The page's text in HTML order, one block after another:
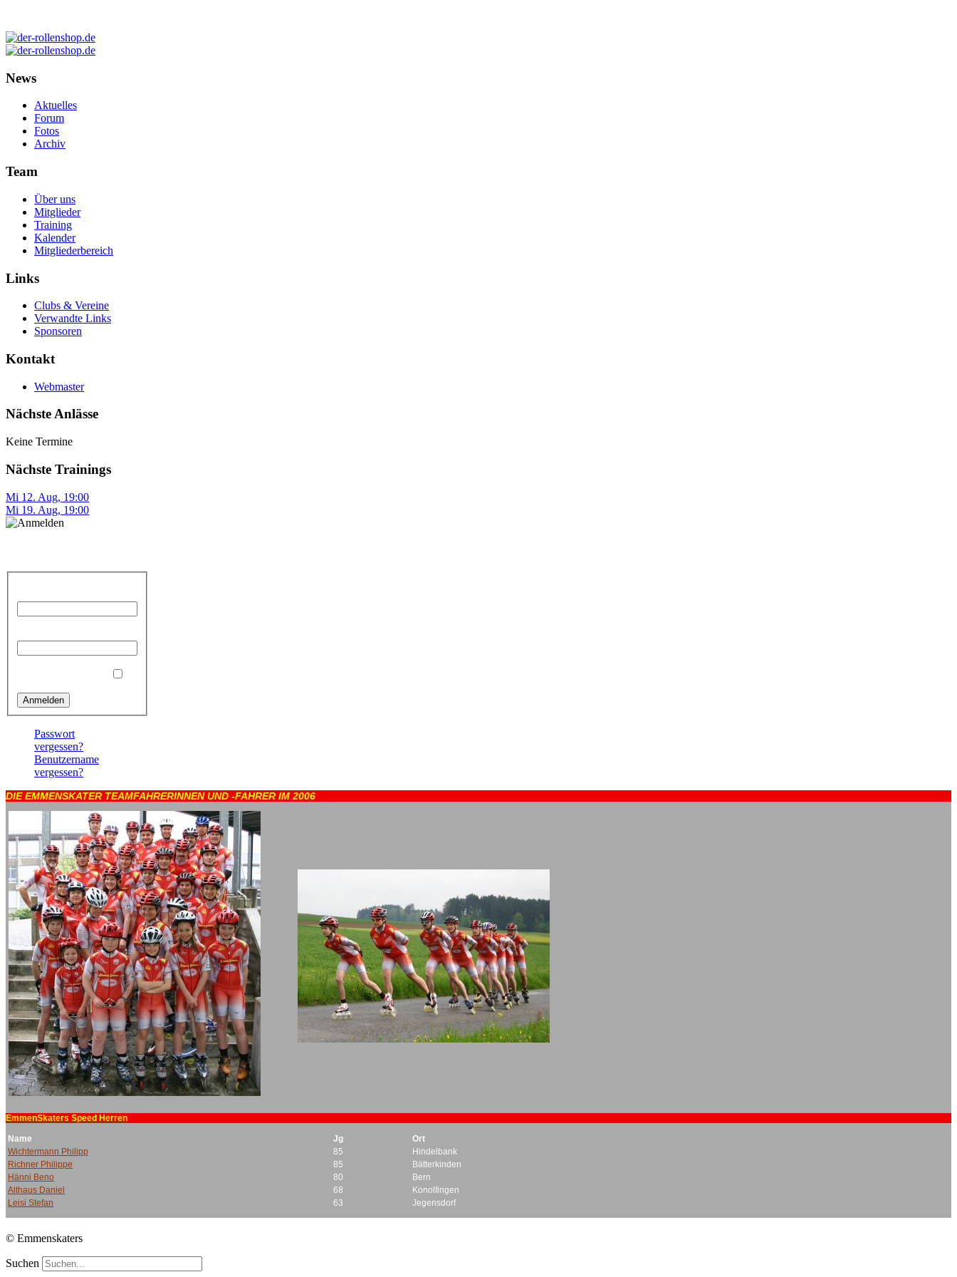
News
Aktuelles
Forum
Fotos
Archiv
Team
Über uns
Mitglieder
Training
Kalender
Mitgliederbereich
Links
Clubs & Vereine
Verwandte Links
Sponsoren
Kontakt
Webmaster
Nächste Anlässe
Keine Termine
Nächste Trainings
Mi 12. Aug, 19:00
Mi 19. Aug, 19:00
Passwort
vergessen?
Benutzername
vergessen?
© Emmenskaters
Suchen